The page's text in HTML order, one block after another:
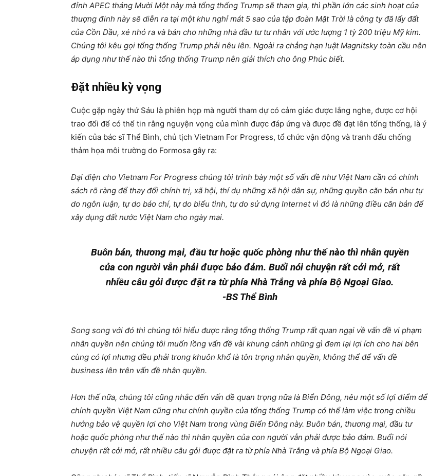
đỉnh APEC tháng Mười Một này mà tổng thống Trump sẽ tham gia, thì phần lớn các sinh hoạt của
thượng đinh này sẽ diễn ra tại một khu nghỉ mát 5 sao của tập đoàn Mặt Trời là công ty đã lấy đất
của Cồn Dầu, xé nhỏ ra và bán cho những nhà đầu tư tư nhân với ước lượng 1 tỳ 200 triệu Mỹ kim.
Chúng tôi kêu gọi tổng thống Trump phải nêu lên. Ngoài ra chẳng hạn luật Magnitsky toàn cầu nên
áp dụng như thế nào thì tổng thống Trump nên giải thích cho ông Phúc biết.
Đặt nhiều kỳ vọng
Cuộc gặp ngày thứ Sáu là phiên họp mà người tham dự có cảm giác được lắng nghe, được cơ hội
trao đổi để có thể tin rằng nguyện vọng của mình được đáp ứng và được đề đạt lên tổng thống, là ý
kiến của bác sĩ Thể Bình, chủ tịch Vietnam For Progress, tổ chức vận động và tranh đấu chống
thảm họa môi trường do Formosa gây ra:
Đại diện cho Vietnam For Progress chúng tôi trình bày một số vấn đề như Việt Nam cần có chính
sách rõ ràng để thay đổi chính trị, xã hội, thí dụ những xã hội dân sự, những quyền căn bản như tự
do ngôn luận, tự do báo chí, tự do biểu tình, tự do sử dụng Internet vì đó là những điều căn bản để
xây dụng đất nước Việt Nam cho ngày mai.
Buôn bán, thương mại, đầu tư hoặc quốc phòng như thế nào thì nhân quyền
của con người vẫn phải được bảo đảm. Buổi nói chuyện rất cởi mở, rất
nhiều câu gỏi được đặt ra từ phía Nhà Trắng và phía Bộ Ngoại Giao.
-BS Thể Bình
Song song với đó thì chúng tôi hiểu được rằng tổng thống Trump rất quan ngại về vấn đề vi phạm
nhân quyền nên chúng tôi muốn lồng vấn đề vài khung cảnh những gì đem lại lợi ích cho hai bên
cùng có lợi nhưng đều phải trong khuôn khổ là tôn trọng nhân quyền, không thể để vấn đề
business lên trên vấn đề nhân quyền.
Hơn thế nữa, chúng tôi cũng nhắc đến vấn đề quan trọng nữa là Biển Đông, nêu một số lợi điểm để
chính quyền Việt Nam cũng như chính quyền của tổng thống Trump có thể làm việc trong chiều
hướng bảo vệ quyền lợi cho Việt Nam trong vùng Biển Đông này. Buôn bán, thương mại, đầu tư
hoặc quốc phòng như thế nào thì nhân quyền của con người vẫn phải được bảo đảm. Buổi nói
chuyện rất cởi mở, rất nhiều câu gỏi được đặt ra từ phía Nhà Trắng và phía Bộ Ngoại Giao.